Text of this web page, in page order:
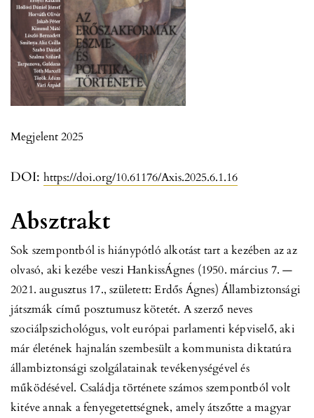
DOI: https://doi.org/10.61176/Axis.2025.6.1.16
Megjelent 2025
Absztrakt
Sok szempontból is hiánypótló alkotást tart a kezében az az
olvasó, aki kezébe veszi HankissÁgnes (1950. március 7. —
2021. augusztus 17., született: Erdős Ágnes) Állambiztonsági
játszmák című posztumusz kötetét. A szerző neves
szociálpszichológus, volt európai parlamenti képviselő, aki
már életének hajnalán szembesült a kommunista diktatúra
állambiztonsági szolgálatainak tevékenységével és
működésével. Családja története számos szempontból volt
kitéve annak a fenyegetettségnek, amely átszőtte a magyar